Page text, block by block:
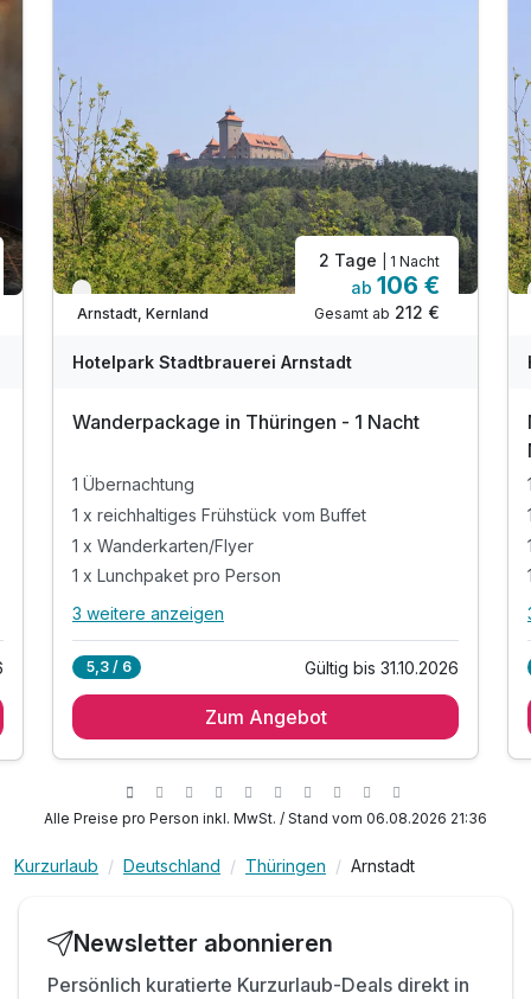
Nur noch bis Oktober
Arnstadt, Kernland
2 Tage | 1 Nacht
ab 106 €
Gesamt ab 212 €
Hotelpark Stadtbrauerei Arnstadt
Wanderpackage in Thüringen - 1 Nacht
1 Übernachtung
1 x reichhaltiges Frühstück vom Buffet
1 x Wanderkarten/Flyer
1 x Lunchpaket pro Person
Alle Inklusivleistungen
1 x reichhaltiges Frühstück vom Buffet
1 x 1 Flasche Wasser auf dem Zimmer
inkl. Parkplatz
3 weitere anzeigen
5,3 / 6 Gültig bis 31.10.2026
Zum Angebot
Alle Preise pro Person inkl. MwSt. / Stand vom 06.08.2026 21:36
Kurzurlaub Deutschland Thüringen Arnstadt
Newsletter abonnieren
Persönlich kuratierte Kurzurlaub-Deals direkt in